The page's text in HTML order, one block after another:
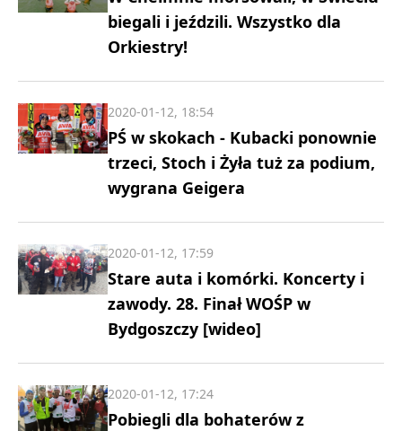
biegali i jeździli. Wszystko dla
Orkiestry!
PŚ w skokach - Kubacki ponownie
trzeci, Stoch i Żyła tuż za podium,
wygrana Geigera
2020-01-12, 18:54
Stare auta i komórki. Koncerty i
zawody. 28. Finał WOŚP w
Bydgoszczy [wideo]
2020-01-12, 17:59
Pobiegli dla bohaterów z
2020-01-12, 17:24